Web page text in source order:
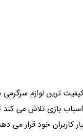
ترین لوازم
بازی تلاش می
کاربران خود قرار می